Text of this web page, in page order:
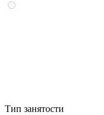
Тип занятости